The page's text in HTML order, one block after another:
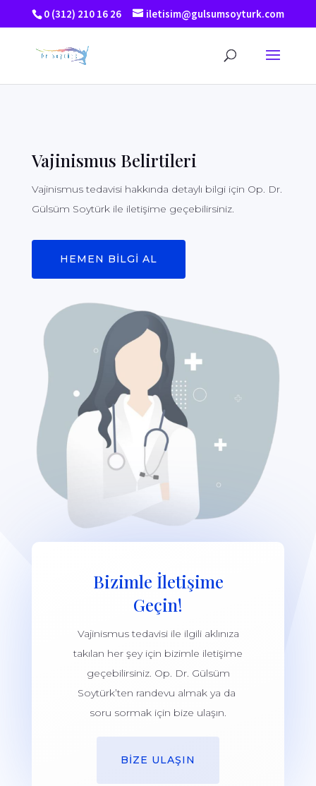
0 (312) 210 16 26 iletisim@gulsumsoyturk.com
Vajinismus Belirtileri
Vajinismus tedavisi hakkında detaylı bilgi için Op. Dr.
Gülsüm Soytürk ile iletişime geçebilirsiniz.
HEMEN BİLGİ AL
Bizimle İletişime
Geçin!
Vajinismus tedavisi ile ilgili aklınıza
takılan her şey için bizimle iletişime
geçebilirsiniz. Op. Dr. Gülsüm
Soytürk’ten randevu almak ya da
soru sormak için bize ulaşın.
BİZE ULAŞIN